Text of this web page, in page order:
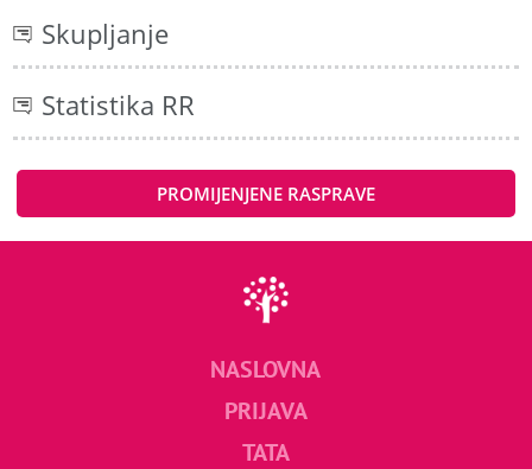
Skupljanje
Statistika RR
PROMIJENJENE RASPRAVE
NASLOVNA
PRIJAVA
TATA